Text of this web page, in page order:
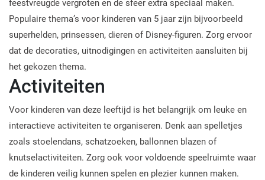
feestvreugde vergroten en de sfeer extra speciaal maken.
Populaire thema’s voor kinderen van 5 jaar zijn bijvoorbeeld
superhelden, prinsessen, dieren of Disney-figuren. Zorg ervoor
dat de decoraties, uitnodigingen en activiteiten aansluiten bij
het gekozen thema.
Activiteiten
Voor kinderen van deze leeftijd is het belangrijk om leuke en
interactieve activiteiten te organiseren. Denk aan spelletjes
zoals stoelendans, schatzoeken, ballonnen blazen of
knutselactiviteiten. Zorg ook voor voldoende speelruimte waar
de kinderen veilig kunnen spelen en plezier kunnen maken.